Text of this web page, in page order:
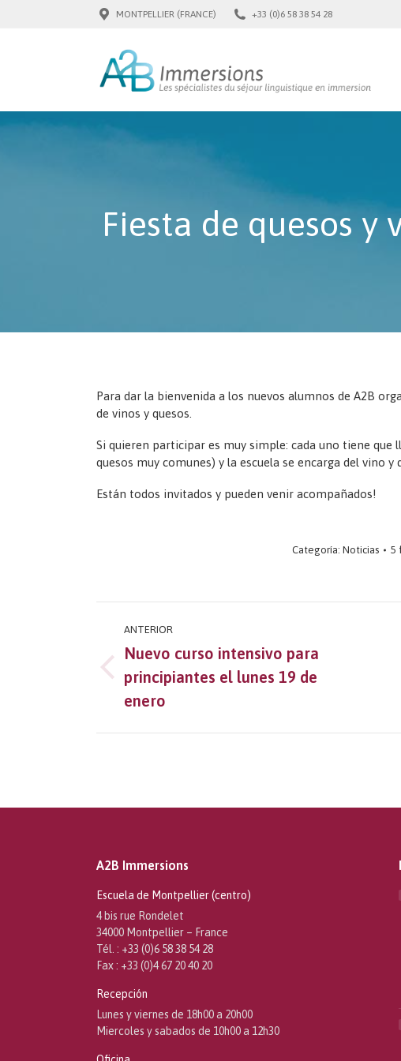
MONTPELLIER (FRANCE) +33 (0)6 58 38 54 28
Fiesta de quesos y
Para dar la bienvenida a los nuevos alumnos de A2B
de vinos y quesos.
Si quieren participar es muy simple: cada uno tiene que
quesos muy comunes) y la escuela se encarga del vino y
Están todos invitados y pueden venir acompañados!
Categoría: Noticias 5
Navegación
entre
publicaciones
ANTERIOR
Publicación
Nuevo curso intensivo para
principiantes el lunes 19 de
enero
A2B Immersions
Escuela de Montpellier (centro)
4 bis rue Rondelet
34000 Montpellier – France
Tél. : +33 (0)6 58 38 54 28
Fax : +33 (0)4 67 20 40 20
Recepción
Lunes y viernes de 18h00 a 20h00
Miercoles y sabados de 10h00 a 12h30